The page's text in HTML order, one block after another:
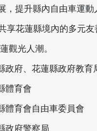
提升縣內自由車運動
享花蓮縣境內的多元友
光人潮。
府、花蓮縣政府教育
體育會
育會自由車委員會
政府警察局